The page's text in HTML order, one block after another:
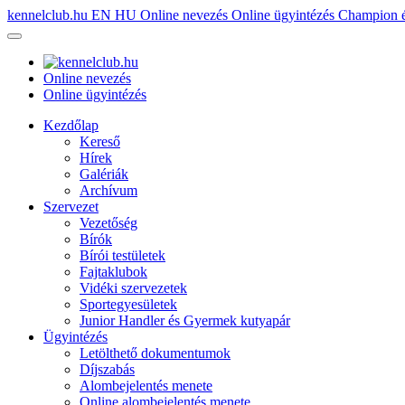
kennelclub.hu EN HU Online nevezés Online ügyintézés Champion
Online nevezés
Online ügyintézés
Kezdőlap
Kereső
Hírek
Galériák
Archívum
Szervezet
Vezetőség
Bírók
Bírói testületek
Fajtaklubok
Vidéki szervezetek
Sportegyesületek
Junior Handler és Gyermek kutyapár
Ügyintézés
Letölthető dokumentumok
Díjszabás
Alombejelentés menete
Online alombejelentés menete